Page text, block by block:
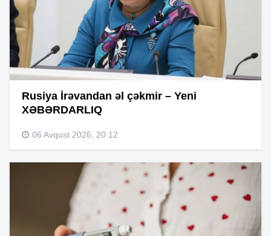
Rusiya İrəvandan əl çəkmir – Yeni
XƏBƏRDARLIQ
06 Avqust 2026, 20:12